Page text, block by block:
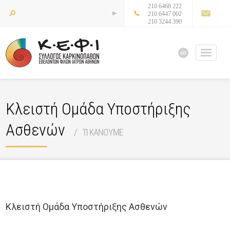
210 6468 222
210 6447 002
210 3244 390
en
Κλειστή Ομάδα Υποστήριξης
Ασθενών
ΤΙ ΚΑΝΟΥΜΕ
Κλειστή Ομάδα Υποστήριξης Ασθενών